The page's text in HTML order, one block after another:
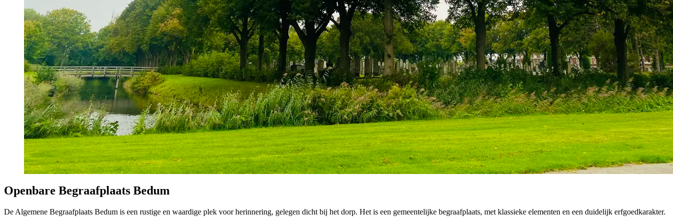
Openbare Begraafplaats Bedum
De Algemene Begraafplaats Bedum is een rustige en waardige plek voor herinnering, gelegen dicht bij het dorp. Het is een gemeentelijke begraafplaats, met klassieke elementen en een duidelijk erfgoedkarakter.